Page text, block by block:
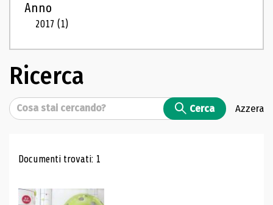
Anno
2017(1)
Ricerca
Cerca Cerca Azzera
Risultati di ricerca
Documenti trovati: 1